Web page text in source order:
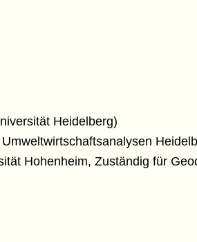
Heidelberg)
Hohenheim, Zuständig für